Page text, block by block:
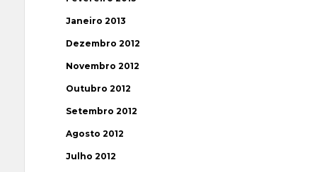
Janeiro 2013
Dezembro 2012
Novembro 2012
Outubro 2012
Setembro 2012
Agosto 2012
Julho 2012